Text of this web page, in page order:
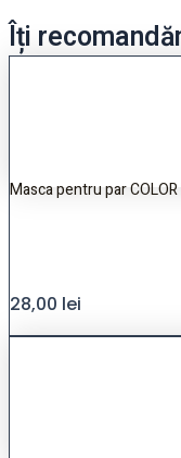
Îți
Masca pentru par COLOR
28,00 lei